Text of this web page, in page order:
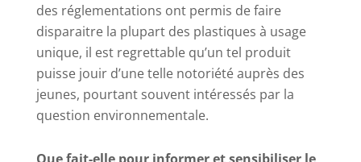
des réglementations ont permis de faire
disparaitre la plupart des plastiques à usage
unique, il est regrettable qu’un tel produit
puisse jouir d’une telle notoriété auprès des
jeunes, pourtant souvent intéressés par la
question environnementale.